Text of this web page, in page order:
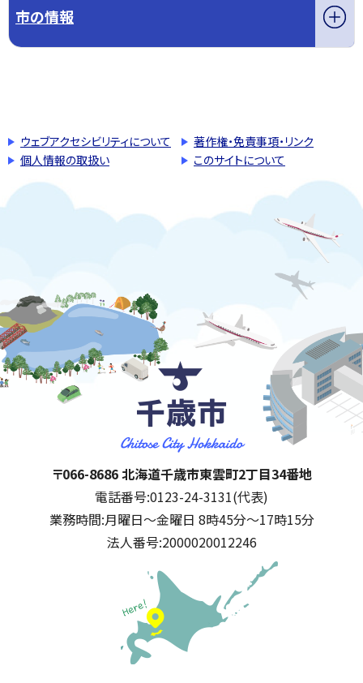
市の情報
ウェブアクセシビリティについて
著作権・免責事項・リンク
個人情報の取扱い
このサイトについて
千歳市
住所:
〒066-8686 北海道千歳市東雲町2丁目34番地
電話番号:0123-24-3131(代表)
業務時間:月曜日～金曜日 8時45分～17時15分
法人番号:2000020012246